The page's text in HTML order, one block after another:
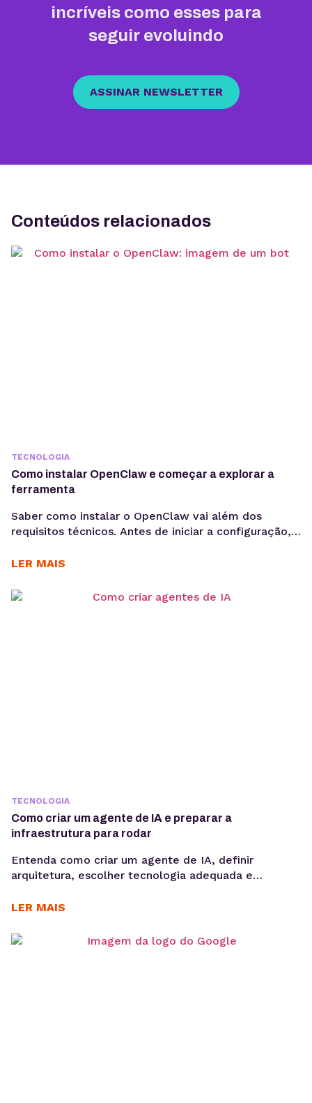
incríveis como esses para
seguir evoluindo
ASSINAR NEWSLETTER
Conteúdos relacionados
TECNOLOGIA
Como instalar OpenClaw e começar a explorar a
ferramenta
Saber como instalar o OpenClaw vai além dos
requisitos técnicos. Antes de iniciar a configuração,
casos de uso e como a ferramenta pode contribuir
OpenClaw centraliza a criação e operação de
LER MAIS
TECNOLOGIA
Como criar um agente de IA e preparar a
infraestrutura para rodar
Entenda como criar um agente de IA, definir
arquitetura, escolher tecnologia adequada e
considerando integrações, observabilidade, custos
vai além de escolher um modelo de linguagem ou
LER MAIS